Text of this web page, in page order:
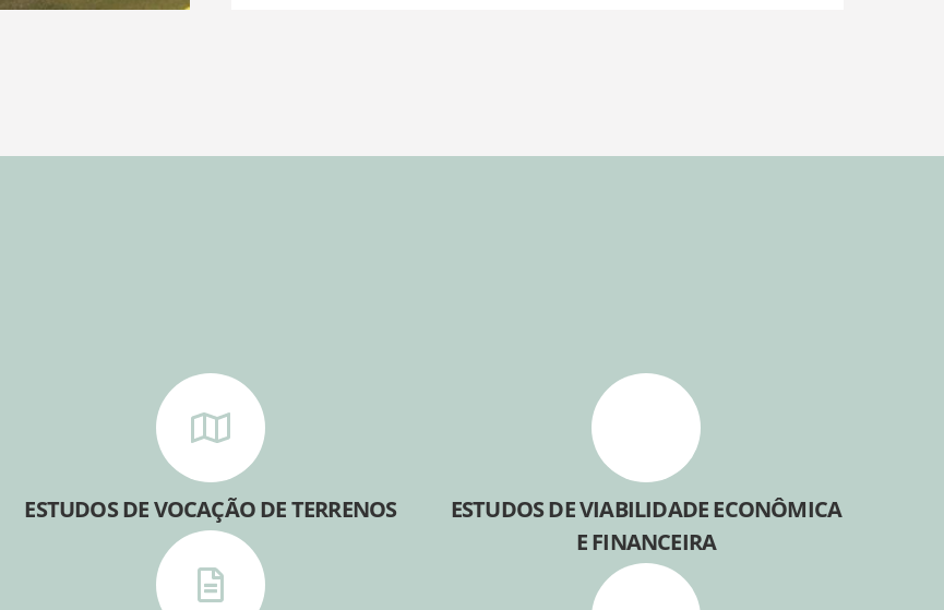
ESTUDOS DE VOCAÇÃO DE TERRENOS
ESTUDOS DE VIABILIDADE ECONÔMICA
E FINANCEIRA